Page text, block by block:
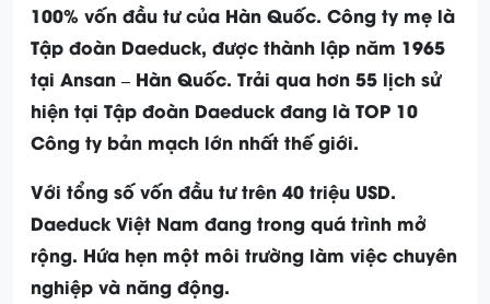
100% vốn đầu tư của Hàn Quốc. Công ty mẹ là
Tập đoàn Daeduck, được thành lập năm 1965
tại Ansan – Hàn Quốc. Trải qua hơn 55 lịch sử
hiện tại Tập đoàn Daeduck đang là TOP 10
Công ty bản mạch lớn nhất thế giới.
Với tổng số vốn đầu tư trên 40 triệu USD.
Daeduck Việt Nam đang trong quá trình mở
rộng. Hứa hẹn một môi trường làm việc chuyên
nghiệp và năng động.